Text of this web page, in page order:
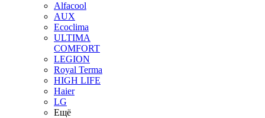
Alfacool
AUX
Ecoclima
ULTIMA
COMFORT
LEGION
Royal Terma
HIGH LIFE
Haier
LG
Ещё